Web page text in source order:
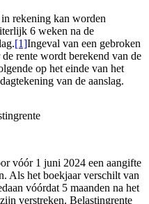
rekening kan worden
6 weken na de
[1]Ingeval van een gebroken
rente wordt berekend van de
op het einde van het
van de aanslag.
vóór 1 juni 2024 een aangifte
Als het boekjaar verschilt van
vóórdat 5 maanden na het
verstreken. Belastingrente